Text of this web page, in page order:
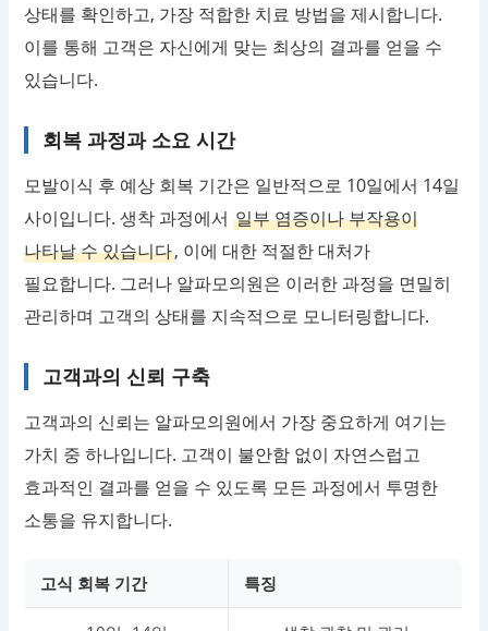
상태를 확인하고, 가장 적합한 치료 방법을 제시합니다.
이를 통해 고객은 자신에게 맞는 최상의 결과를 얻을 수
있습니다.
회복 과정과 소요 시간
모발이식 후 예상 회복 기간은 일반적으로 10일에서 14일
사이입니다. 생착 과정에서일부 염증이나 부작용이
나타날 수 있습니다, 이에 대한 적절한 대처가
필요합니다. 그러나 알파모의원은 이러한 과정을 면밀히
관리하며 고객의 상태를 지속적으로 모니터링합니다.
고객과의 신뢰 구축
고객과의 신뢰는 알파모의원에서 가장 중요하게 여기는
가치 중 하나입니다. 고객이 불안함 없이 자연스럽고
효과적인 결과를 얻을 수 있도록 모든 과정에서 투명한
소통을 유지합니다.
고식 회복 기간 특징